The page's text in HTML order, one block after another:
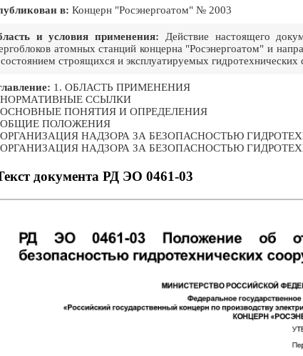
в: Концерн "Росэнергоатом" № 2003
и условия применения: Действие настоящего
атомных станций концерна "Росэнергоатом" и
состоянием строящихся и эксплуатируемых
1. ОБЛАСТЬ ПРИМЕНЕНИЯ
НОРМАТИВНЫЕ ССЫЛКИ
ОСНОВНЫЕ ПОНЯТИЯ И ОПРЕДЕЛЕНИЯ
ОБЩИЕ ПОЛОЖЕНИЯ
ОРГАНИЗАЦИЯ НАДЗОРА ЗА БЕЗОПАСНОСТЬЮ
ОРГАНИЗАЦИЯ НАДЗОРА ЗА БЕЗОПАСНОСТЬЮ
документа РД ЭО 0461-03